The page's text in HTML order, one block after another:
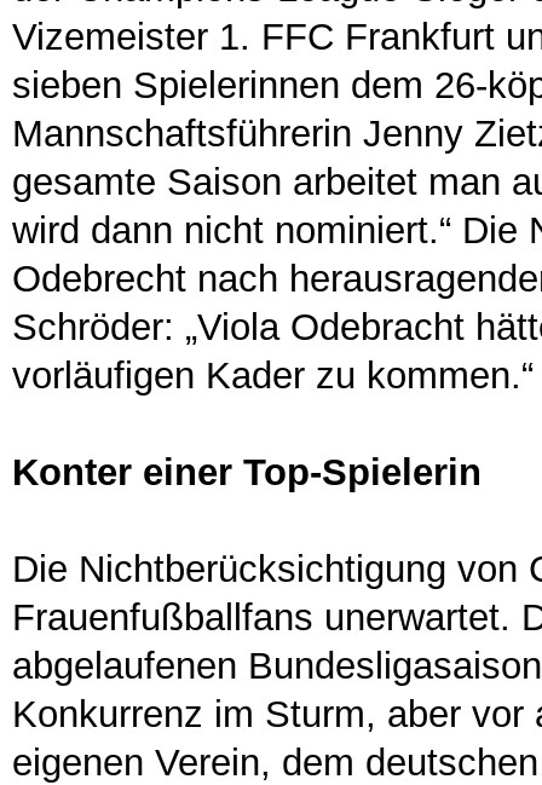
Vizemeister 1. FFC Frankfurt
sieben Spielerinnen dem 26-
Mannschaftsführerin Jenny
gesamte Saison arbeitet man
wird dann nicht nominiert.“
Odebrecht nach
Schröder: „Viola Odebracht
vorläufigen Kader zu kommen.“
Konter einer Top-Spielerin
Die Nichtberücksichtigung von
Frauenfußballfans unerwartet.
abgelaufenen
Konkurrenz im Sturm, aber
eigenen Verein, dem